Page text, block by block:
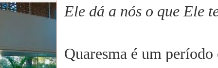
Ele dá a nós o que Ele
Quaresma é um